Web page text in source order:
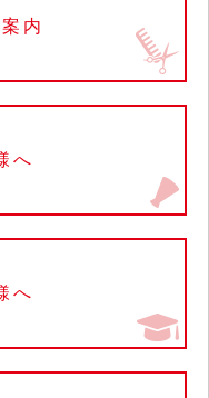
内
へ
へ